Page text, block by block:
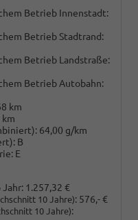
Betrieb Innenstadt:
Betrieb Stadtrand:
Betrieb Landstraße:
Betrieb Autobahn:
km
km
64,00 g/km
B
E
Jahr: 1.257,32 €
10 Jahre): 576,- €
10 Jahre):